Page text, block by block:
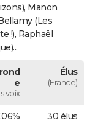
Manon
(Les
!), Raphaël
e
voix
Élus
(France)
30 élus